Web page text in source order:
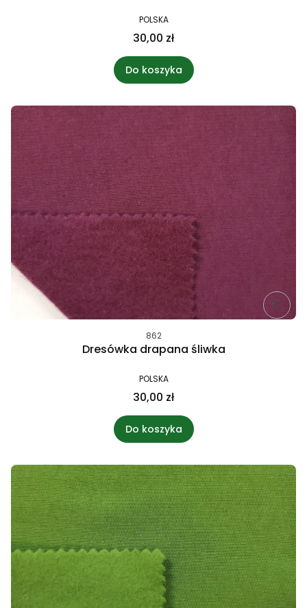
POLSKA
30,00 zł
Do koszyka
862
Dresówka drapana śliwka
POLSKA
30,00 zł
Do koszyka